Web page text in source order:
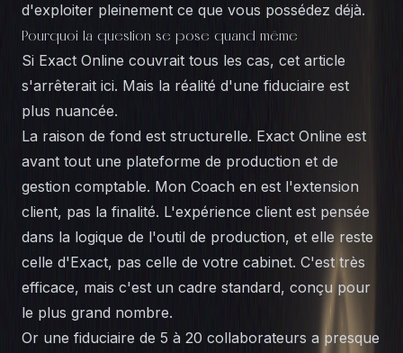
d'exploiter pleinement ce que vous possédez déjà.
Pourquoi la question se pose quand même
Si Exact Online couvrait tous les cas, cet article
s'arrêterait ici. Mais la réalité d'une fiduciaire est
plus nuancée.
La raison de fond est structurelle. Exact Online est
avant tout une plateforme de production et de
gestion comptable. Mon Coach en est l'extension
client, pas la finalité. L'expérience client est pensée
dans la logique de l'outil de production, et elle reste
celle d'Exact, pas celle de votre cabinet. C'est très
efficace, mais c'est un cadre standard, conçu pour
le plus grand nombre.
Or une fiduciaire de 5 à 20 collaborateurs a presque